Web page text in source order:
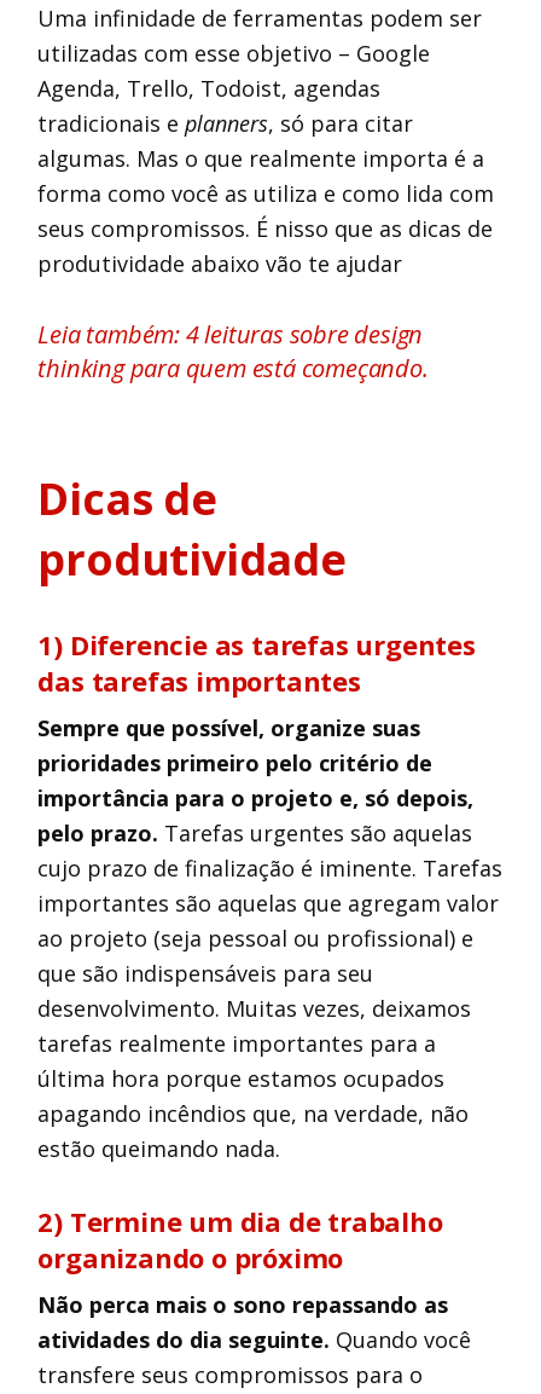
Uma infinidade de ferramentas podem ser
utilizadas com esse objetivo – Google
Agenda, Trello, Todoist, agendas
tradicionais eplanners, só para citar
algumas. Mas o que realmente importa é a
forma como você as utiliza e como lida com
seus compromissos. É nisso que as dicas de
produtividade abaixo vão te ajudar
Leia também: 4 leituras sobre design
thinking para quem está começando.
Dicas de
produtividade
1) Diferencie as tarefas urgentes
das tarefas importantes
Sempre que possível, organize suas
prioridades primeiro pelo critério de
importância para o projeto e, só depois,
pelo prazo. Tarefas urgentes são aquelas
cujo prazo de finalização é iminente. Tarefas
importantes são aquelas que agregam valor
ao projeto (seja pessoal ou profissional) e
que são indispensáveis para seu
desenvolvimento. Muitas vezes, deixamos
tarefas realmente importantes para a
última hora porque estamos ocupados
apagando incêndios que, na verdade, não
estão queimando nada.
2) Termine um dia de trabalho
organizando o próximo
Não perca mais o sono repassando as
atividades do dia seguinte. Quando você
transfere seus compromissos para o